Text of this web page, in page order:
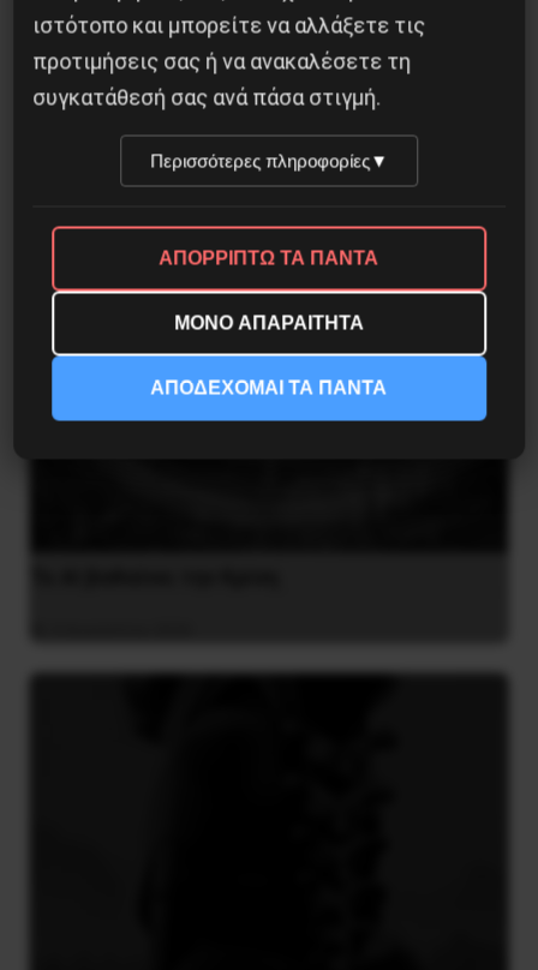
Χωρίς Νεολαία δεν υπάρχει Αλβανία
7 Αυγούστου 2026
ιστότοπο και μπορείτε να αλλάξετε τις
προτιμήσεις σας ή να ανακαλέσετε τη
συγκατάθεσή σας ανά πάσα στιγμή.
Περισσότερες πληροφορίες▼
ΑΠΟΡΡΙΠΤΩ ΤΑ ΠΑΝΤΑ
ΜΟΝΟ ΑΠΑΡΑΙΤΗΤΑ
ΑΠΟΔΕΧΟΜΑΙ ΤΑ ΠΑΝΤΑ